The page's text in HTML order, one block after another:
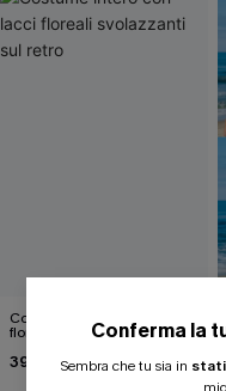
Costume intero con lacci
floreali svolazzanti sul retro
39,00 €
Conferma la
Sembra che tu sia in